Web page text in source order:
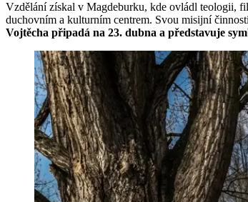
Vzdělání získal v Magdeburku, kde ovládl teologii,
duchovním a kulturním centrem. Svou misijní
Vojtěcha připadá na 23. dubna a představuje